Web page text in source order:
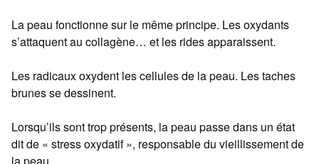
La peau fonctionne sur le même principe. Les oxydants
s’attaquent au collagène… et les rides apparaissent.
Les radicaux oxydent les cellules de la peau. Les taches
brunes se dessinent.
Lorsqu’ils sont trop présents, la peau passe dans un état
dit de « stress oxydatif », responsable du vieillissement de